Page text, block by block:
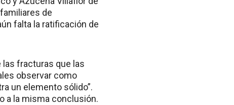
de
falta la ratificación de
las fracturas que las
observar como
un elemento sólido”.
a la misma conclusión.